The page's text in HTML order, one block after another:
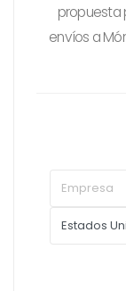
propuesta
envíos a